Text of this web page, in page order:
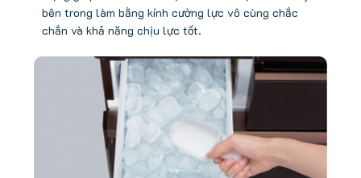
bên trong làm bằng kính cường lực vô cùng chắc
chắn và khả năng chịu lực tốt.